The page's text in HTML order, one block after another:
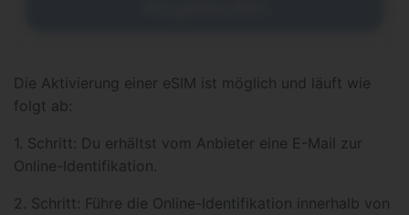
Die Aktivierung einer eSIM ist möglich und läuft wie
folgt ab:
1. Schritt: Du erhältst vom Anbieter eine E-Mail zur
Online-Identifikation.
2. Schritt: Führe die Online-Identifikation innerhalb von